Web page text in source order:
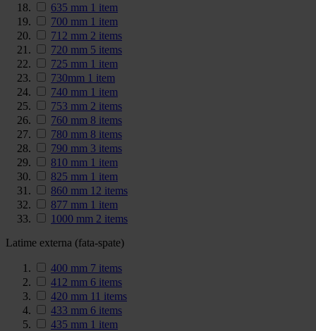
635 mm 1 item
700 mm 1 item
712 mm 2 items
720 mm 5 items
725 mm 1 item
730mm 1 item
740 mm 1 item
753 mm 2 items
760 mm 8 items
780 mm 8 items
790 mm 3 items
810 mm 1 item
825 mm 1 item
860 mm 12 items
877 mm 1 item
1000 mm 2 items
Latime externa (fata-spate)
400 mm 7 items
412 mm 6 items
420 mm 11 items
433 mm 6 items
435 mm 1 item